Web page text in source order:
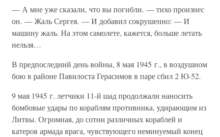
— А мне уже сказали, что вы погибли. — тихо произнес
он. — Жаль Сергея. — И добавил сокрушенно: — И
машину жаль. На этом самолете, кажется, больше летать
нельзя…
В предпоследний день войны, 8 мая 1945 г., в воздушном
бою в районе Павилоста Герасимов в паре сбил 2 Ю-52.
9 мая 1945 г. летчики 11-й шад продолжали наносить
бомбовые удары по кораблям противника, удирающим из
Литвы. Огромная, до сотни различных кораблей и
катеров армада врага, чувствующего неминуемый конец